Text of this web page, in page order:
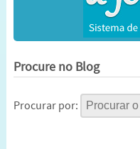
Procure no Blog
Procurar por: